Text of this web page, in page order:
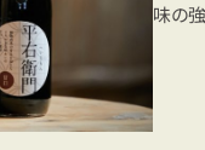
味の